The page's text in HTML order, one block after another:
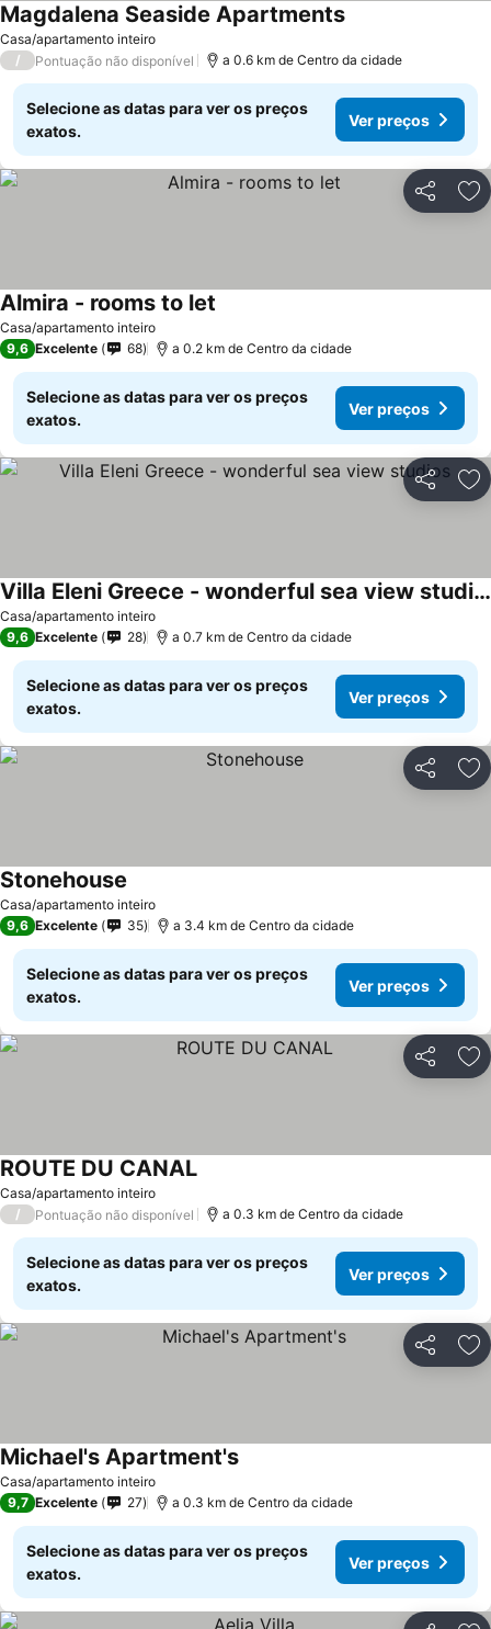
Casa/apartamento inteiro
Magdalena Seaside Apartments
/ Pontuação não disponível a 0.6 km de Centro da cidade
Selecione as datas para ver os preços
exatos.
Ver preços
Partilhar
Casa/apartamento inteiro
Almira - rooms to let
9,6 Excelente 68 a 0.2 km de Centro da cidade
Selecione as datas para ver os preços
exatos.
Ver preços
Partilhar
Casa/apartamento inteiro
Villa Eleni Greece - wonderful sea view studios
9,6 Excelente 28 a 0.7 km de Centro da cidade
Selecione as datas para ver os preços
exatos.
Ver preços
Partilhar
Casa/apartamento inteiro
Stonehouse
9,6 Excelente 35 a 3.4 km de Centro da cidade
Selecione as datas para ver os preços
exatos.
Ver preços
Partilhar
Casa/apartamento inteiro
ROUTE DU CANAL
/ Pontuação não disponível a 0.3 km de Centro da cidade
Selecione as datas para ver os preços
exatos.
Ver preços
Partilhar
Casa/apartamento inteiro
Michael's Apartment's
9,7 Excelente 27 a 0.3 km de Centro da cidade
Selecione as datas para ver os preços
exatos.
Ver preços